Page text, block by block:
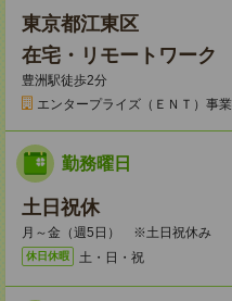
東京都江東区
在宅・リモートワーク
豊洲駅徒歩2分
エンタープライズ（ＥＮＴ）事業
勤務曜日
土日祝休
月～金（週5日） ※土日祝休み
休日休暇 土・日・祝